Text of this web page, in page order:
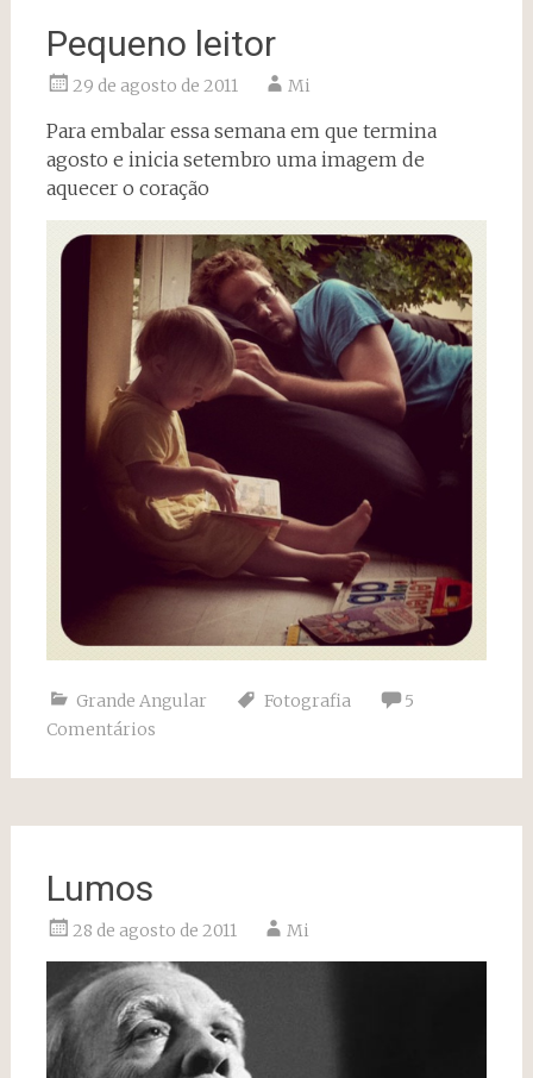
Pequeno leitor
29 de agosto de 2011 Mi
Para embalar essa semana em que termina
agosto e inicia setembro uma imagem de
aquecer o coração
Grande Angular Fotografia
5
Comentários
Lumos
28 de agosto de 2011 Mi